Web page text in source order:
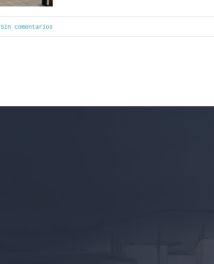
Sin comentarios